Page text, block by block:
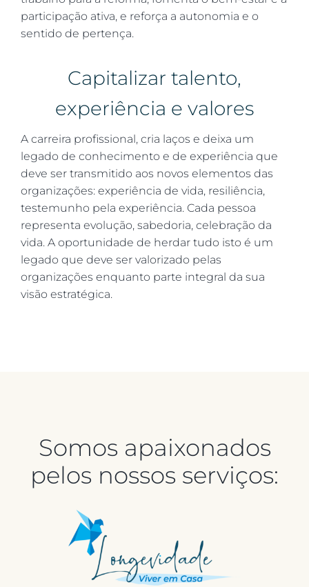
participação ativa, e reforça a autonomia e o
sentido de pertença.
Capitalizar talento,
experiência e valores
A carreira profissional, cria laços e deixa um
legado de conhecimento e de experiência que
deve ser transmitido aos novos elementos das
organizações: experiência de vida, resiliência,
testemunho pela experiência. Cada pessoa
representa evolução, sabedoria, celebração da
vida. A oportunidade de herdar tudo isto é um
legado que deve ser valorizado pelas
organizações enquanto parte integral da sua
visão estratégica.
Somos apaixonados
pelos nossos serviços: